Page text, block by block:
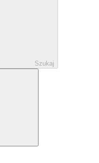
Szukaj